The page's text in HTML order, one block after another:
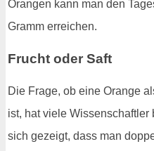
Orangen kann man den
Gramm erreichen.
Frucht oder Saft
Die Frage, ob eine Orange
ist, hat viele Wissenschaftler
sich gezeigt, dass man